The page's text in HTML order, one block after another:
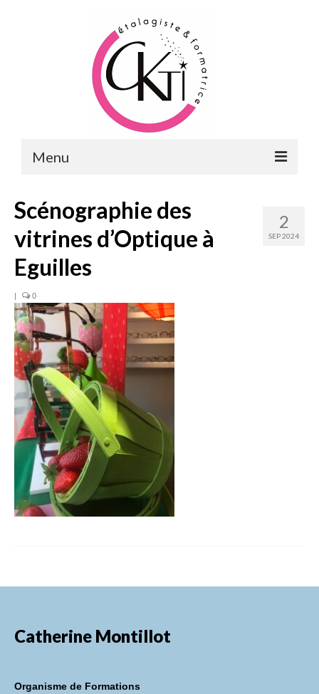
Menu
FORMATIONS
FORMATIONS DU POINT DE VENTE
FORMATIONS RH
FORMATIONS DE FORMATEURS
CONSEILS & PRESTATIONS
REALISATIONS
CONTACT
2
SEP 2024
Scénographie des
vitrines d’Optique à
Eguilles
| 0
Catherine Montillot
Organisme de Formations